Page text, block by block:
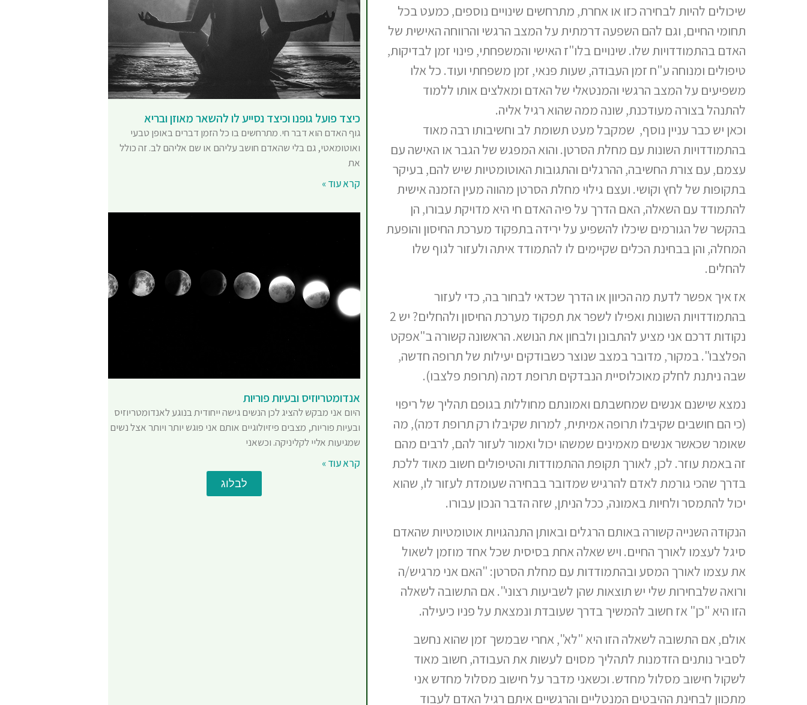
שיכולים להיות לבחירה כזו או אחרת, מתרחשים שינויים נוספים, כמעט בכל
תחומי החיים, וגם להם השפעה דרמתית על המצב הרגשי והרווחה האישית של
האדם בהתמודדויות שלו. שינויים בלו"ז האישי והמשפחתי, פינוי זמן לבדיקות,
טיפולים ומנוחה ע"ח זמן העבודה, שעות פנאי, זמן משפחתי ועוד. כל אלו
משפיעים על המצב הרגשי והמנטאלי של האדם ומאלצים אותו ללמוד
להתנהל בצורה מעודכנת, שונה ממה שהוא רגיל אליה.
וכאן יש כבר עניין נוסף, שמקבל מעט תשומת לב וחשיבותו רבה מאוד
בהתמודדויות השונות עם מחלת הסרטן. והוא המפגש של הגבר או האישה עם
עצמם, עם צורת החשיבה, ההרגלים והתגובות האוטומטיות שיש להם, בעיקר
בתקופות של לחץ וקושי. ועצם גילוי מחלת הסרטן מהווה מעין הזמנה אישית
להתמודד עם השאלה, האם הדרך על פיה האדם חי היא מדויקת עבורו, הן
בהקשר של הגורמים שיכלו להשפיע על ירידה בתפקוד מערכת החיסון והופעת
המחלה, והן בבחינת הכלים שקיימים לו להתמודד איתה ולעזור לגוף שלו
להחלים.
אז איך אפשר לדעת מה הכיוון או הדרך שכדאי לבחור בה, כדי לעזור
בהתמודדויות השונות ואפילו לשפר את תפקוד מערכת החיסון ולהחלים? יש 2
נקודות דרכם אני מציע להתבונן ולבחון את הנושא. הראשונה קשורה ב"אפקט
הפלצבו". במקור, מדובר במצב שנוצר כשבודקים יעילות של תרופה חדשה,
שבה ניתנת לחלק מאוכלוסיית הנבדקים תרופת דמה (תרופת פלצבו).
נמצא שישנם אנשים שמחשבתם ואמונתם מחוללות בגופם תהליך של ריפוי
(כי הם חושבים שקיבלו תרופה אמיתית, למרות שקיבלו רק תרופת דמה), מה
שאומר שכאשר אנשים מאמינים שמשהו יכול ואמור לעזור להם, לרבים מהם
זה באמת עוזר. לכן, לאורך תקופת ההתמודדות והטיפולים חשוב מאוד ללכת
בדרך שהכי גורמת לאדם להרגיש שמדובר בבחירה שעומדת לעזור לו, שהוא
יכול להתמסר ולחיות באמונה, ככל הניתן, שזה הדבר הנכון עבורו.
הנקודה השנייה קשורה באותם הרגלים ובאותן התנהגויות אוטומטיות שהאדם
סיגל לעצמו לאורך החיים. ויש שאלה אחת בסיסית שכל אחד מוזמן לשאול
את עצמו לאורך המסע ובהתמודדות עם מחלת הסרטן: "האם אני מרגיש/ה
ורואה שלבחירות שלי יש תוצאות שהן לשביעות רצוני". אם התשובה לשאלה
הזו היא "כן" אז חשוב להמשיך בדרך שעובדת ונמצאת על פניו כיעילה.
אולם, אם התשובה לשאלה הזו היא "לא", אחרי שבמשך זמן שהוא נחשב
לסביר נותנים הזדמנות לתהליך מסוים לעשות את העבודה, חשוב מאוד
לשקול חישוב מסלול מחדש. וכשאני מדבר על חישוב מסלול מחדש אני
מתכוון לבחינת ההיבטים המנטליים והרגשיים איתם רגיל האדם לעבוד
כיצד פועל גופנו וכיצד נסייע לו להשאר מאוזן ובריא
גוף האדם הוא דבר חי. מתרחשים בו כל הזמן דברים באופן טבעי
ואוטומאטי, גם בלי שהאדם חושב עליהם או שם אליהם לב. זה כולל
את
קרא עוד »
אנדומטריוזיס ובעיות פוריות
היום אני מבקש להציג לכן הנשים גישה ייחודית בנוגע לאנדומטריוזיס
ובעיות פוריות, מצבים פיזיולוגיים אותם אני פוגש יותר ויותר אצל נשים
שמגיעות אליי לקליניקה. וכשאני
קרא עוד »
לבלוג